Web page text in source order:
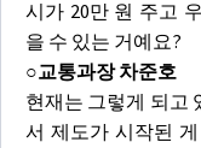
시가 20만 원 주고
을 수 있는 거예요?
○교통과장 차준호
현재는 그렇게 되고
서 제도가 시작된